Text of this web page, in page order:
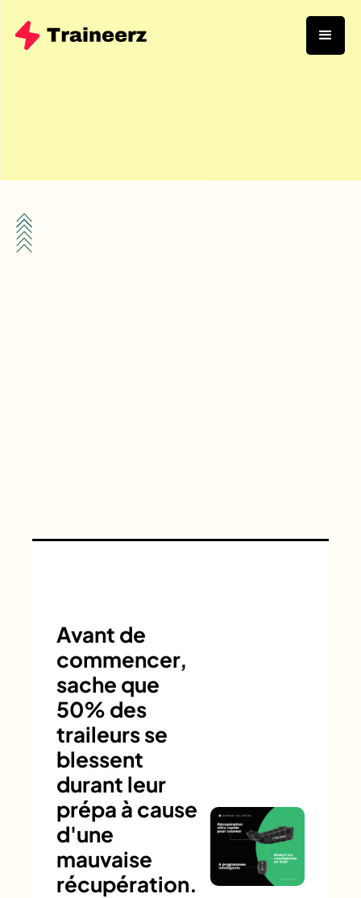
Avant de
commencer,
sache que
50% des
traileurs se
blessent
durant leur
prépa à cause
d'une
mauvaise
récupération.